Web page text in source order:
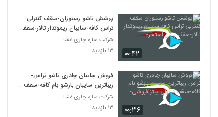
۰۰:۴۲
پوشش تاشو رستوران-سقف کنترلی
تراس کافه-سایبان ریموتدار تالار-سقف
برقی استخر-
شرکت سازه چاری غشا
۱۳ بازدید
۰۰:۳۶
فروش سایبان چادری تاشو تراس-
زیباترین سایبان بازشو بام کافه-سقف
کنترلی پیتزافروشی-
شرکت سازه چاری غشا
۱۳ بازدید